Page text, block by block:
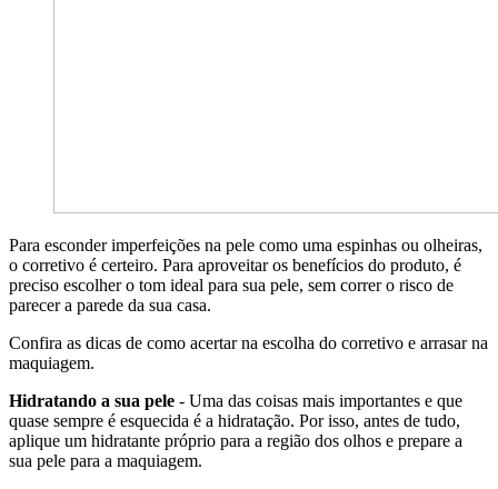
Para esconder imperfeições na pele como uma espinhas ou olheiras,
o corretivo é certeiro. Para aproveitar os benefícios do produto, é
preciso escolher o tom ideal para sua pele, sem correr o risco de
parecer a parede da sua casa.
Confira as dicas de como acertar na escolha do corretivo e arrasar na
maquiagem.
Hidratando a sua pele - Uma das coisas mais importantes e que
quase sempre é esquecida é a hidratação. Por isso, antes de tudo,
aplique um hidratante próprio para a região dos olhos e prepare a
sua pele para a maquiagem.